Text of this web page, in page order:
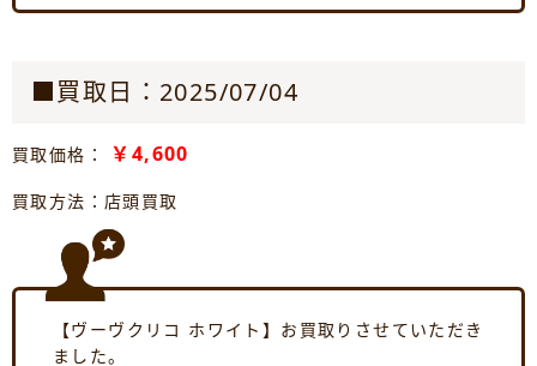
■買取日：2025/07/04
買取価格： ￥4,600
買取方法：店頭買取
【ヴーヴクリコ ホワイト】お買取りさせていただき
ました。